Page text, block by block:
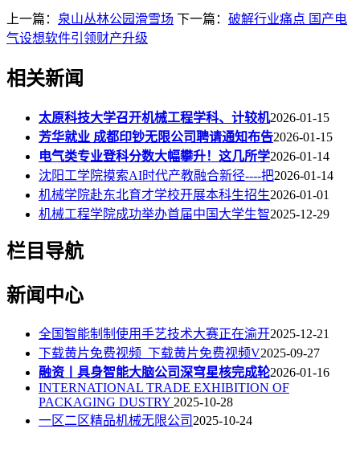
上一篇： 泉山丛林公园滑雪场 下一篇： 破解行业痛点 国产电
气设想软件引领财产升级
相关新闻
太原科技大学召开机械工程学科、计较机2026-01-15
芳华就业 成都印钞无限公司聘请通知布告2026-01-15
电气类专业登科分数大幅攀升！这几所学2026-01-14
沈阳工学院摸索AI时代产教融合新径----把2026-01-14
机械学院赴东北育才学校开展本科生招生2026-01-01
机械工程学院成功举办首届中国大学生智2025-12-29
栏目导航
新闻中心
全国智能制制使用手艺技术大赛正在渝开2025-12-21
下载黄片免费视频_下载黄片免费视频V2025-09-27
融资丨具身智能大脑公司深穹星核完成轮2026-01-16
INTERNATIONAL TRADE EXHIBITION OF
PACKAGING DUSTRY 2025-10-28
一区二区精品机械无限公司2025-10-24